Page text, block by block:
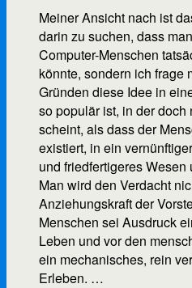
Meiner Ansicht nach ist
darin zu suchen, dass
Computer-Menschen
könnte, sondern ich frage
Gründen diese Idee in
so populär ist, in der
scheint, als dass der
existiert, in ein
und friedfertigeres
Man wird den Verdacht
Anziehungskraft der
Menschen sei Ausdruck
Leben und vor den
ein mechanisches, rein
Erleben. …